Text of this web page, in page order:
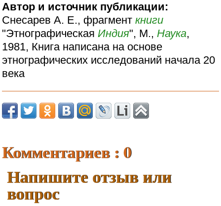
Автор и источник публикации:
Снесарев А. Е., фрагменткниги
"ЭтнографическаяИндия", М.,Наука,
1981, Книга написана на основе
этнографических исследований начала 20
века
Комментариев : 0
Напишите отзыв или
вопрос